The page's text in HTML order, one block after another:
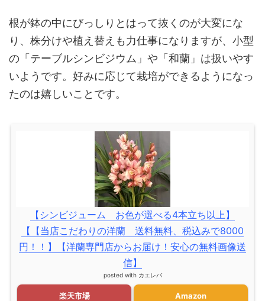
根が鉢の中にびっしりとはって抜くのが大変にな
り、株分けや植え替えも力仕事になりますが、小型
の「テーブルシンビジウム」や「和蘭」は扱いやす
いようです。好みに応じて栽培ができるようになっ
たのは嬉しいことです。
【シンビジューム お色が選べる4本立ち以上】
【【当店こだわりの洋蘭 送料無料、税込みで8000
円！！】【洋蘭専門店からお届け！安心の無料画像送
信】
posted with カエレバ
楽天市場 Amazon